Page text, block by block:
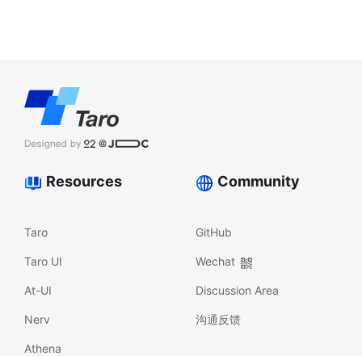
Resources
Taro
Taro UI
At-UI
Nerv
Athena
Community
GitHub
Wechat
Discussion Area
沟通反馈